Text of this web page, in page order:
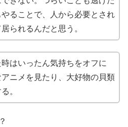
やることで、人から必要とされ
られるんだと思う。
はいったん気持ちをオフに
アニメを見たり、大好物の貝類
。